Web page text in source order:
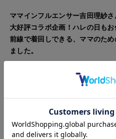
ママインフルエンサー吉田理紗
大好評コラボ企画！ハレの日も
前線で着回しできる、ママのた
ました。
一枚で雰囲気を纏えるワンピー
すぎずに着られるデザインです
揺れるシフォンのプリーツがア
りすぎない華やかさで、写真に
感。肩にもふっくらとタックを